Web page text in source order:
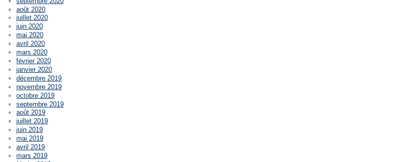
août 2020
juillet 2020
juin 2020
mai 2020
avril 2020
mars 2020
février 2020
janvier 2020
décembre 2019
novembre 2019
octobre 2019
septembre 2019
août 2019
juillet 2019
juin 2019
mai 2019
avril 2019
mars 2019